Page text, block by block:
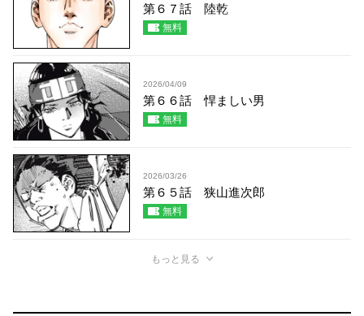
第６７話 陸乾
無料
2026/04/09
第６６話 悍ましい男
無料
2026/03/26
第６５話 狭山進次郎
無料
もっと見る